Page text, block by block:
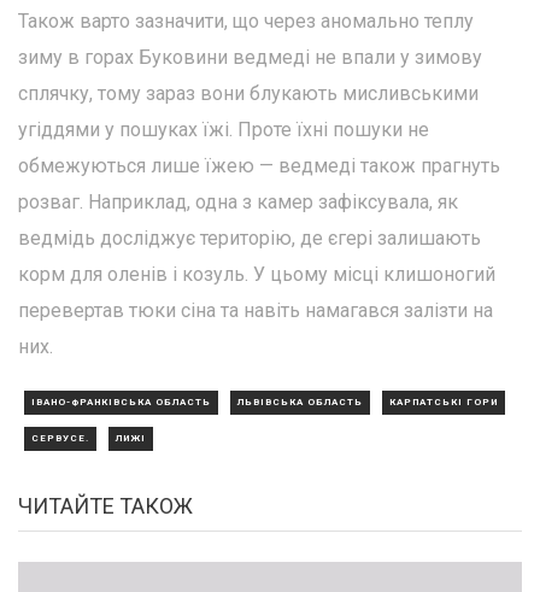
Також варто зазначити, що через аномально теплу
зиму в горах Буковини ведмеді не впали у зимову
сплячку, тому зараз вони блукають мисливськими
угіддями у пошуках їжі. Проте їхні пошуки не
обмежуються лише їжею — ведмеді також прагнуть
розваг. Наприклад, одна з камер зафіксувала, як
ведмідь досліджує територію, де єгері залишають
корм для оленів і козуль. У цьому місці клишоногий
перевертав тюки сіна та навіть намагався залізти на
них.
ІВАНО-ФРАНКІВСЬКА ОБЛАСТЬ ЛЬВІВСЬКА ОБЛАСТЬ КАРПАТСЬКІ ГОРИ
СЕРВУСЕ. ЛИЖІ
ЧИТАЙТЕ ТАКОЖ